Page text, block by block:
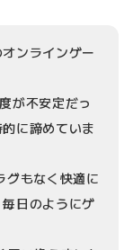
ンラインゲー
が不安定だっ
に諦めていま
グもなく快適に
日のようにゲ